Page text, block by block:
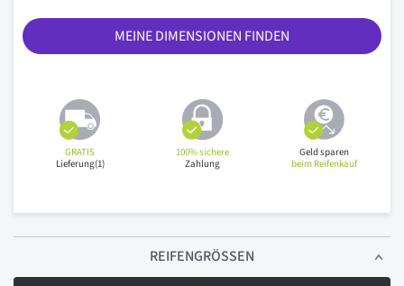
MEINE DIMENSIONEN FINDEN
GRATIS
Lieferung(1)
100% sichere
Zahlung
Geld sparen
beim Reifenkauf
REIFENGRÖSSEN